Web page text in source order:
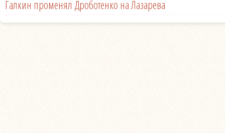
Галкин променял Дроботенко на Лазарева